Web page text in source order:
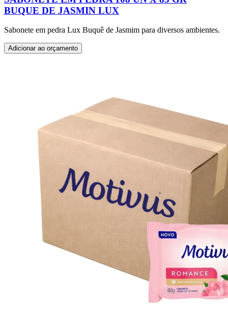
BUQUE DE JASMIN LUX
Sabonete em pedra Lux Buquê de Jasmim para diversos ambientes.
Adicionar ao orçamento